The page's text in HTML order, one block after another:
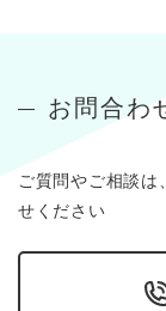
お問合わ
ご質問やご相談は
せください